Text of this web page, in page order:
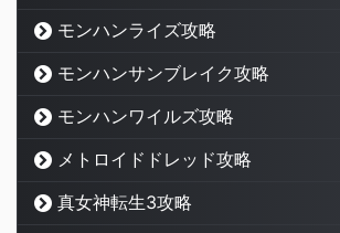
モンハンライズ攻略
モンハンサンブレイク攻略
モンハンワイルズ攻略
メトロイドドレッド攻略
真女神転生3攻略